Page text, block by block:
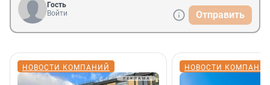
Гость
Войти
Отправить
НОВОСТИ КОМПАНИЙ НОВОСТИ